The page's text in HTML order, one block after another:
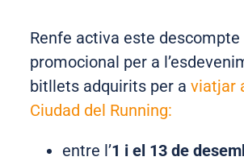
Renfe activa este descompte
promocional per a
bitllets adquirits per aviatjar
Ciudad del Running:
entre l’1 i el 13 de